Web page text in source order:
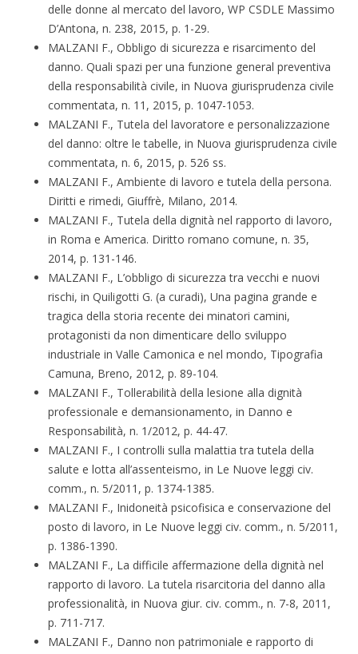
delle donne al mercato del lavoro, WP CSDLE Massimo
D’Antona, n. 238, 2015, p. 1-29.
MALZANI F., Obbligo di sicurezza e risarcimento del
danno. Quali spazi per una funzione general preventiva
della responsabilità civile, in Nuova giurisprudenza civile
commentata, n. 11, 2015, p. 1047-1053.
MALZANI F., Tutela del lavoratore e personalizzazione
del danno: oltre le tabelle, in Nuova giurisprudenza civile
commentata, n. 6, 2015, p. 526 ss.
MALZANI F., Ambiente di lavoro e tutela della persona.
Diritti e rimedi, Giuffrè, Milano, 2014.
MALZANI F., Tutela della dignità nel rapporto di lavoro,
in Roma e America. Diritto romano comune, n. 35,
2014, p. 131-146.
MALZANI F., L’obbligo di sicurezza tra vecchi e nuovi
rischi, in Quiligotti G. (a curadi), Una pagina grande e
tragica della storia recente dei minatori camini,
protagonisti da non dimenticare dello sviluppo
industriale in Valle Camonica e nel mondo, Tipografia
Camuna, Breno, 2012, p. 89-104.
MALZANI F., Tollerabilità della lesione alla dignità
professionale e demansionamento, in Danno e
Responsabilità, n. 1/2012, p. 44-47.
MALZANI F., I controlli sulla malattia tra tutela della
salute e lotta all’assenteismo, in Le Nuove leggi civ.
comm., n. 5/2011, p. 1374-1385.
MALZANI F., Inidoneità psicofisica e conservazione del
posto di lavoro, in Le Nuove leggi civ. comm., n. 5/2011,
p. 1386-1390.
MALZANI F., La difficile affermazione della dignità nel
rapporto di lavoro. La tutela risarcitoria del danno alla
professionalità, in Nuova giur. civ. comm., n. 7-8, 2011,
p. 711-717.
MALZANI F., Danno non patrimoniale e rapporto di